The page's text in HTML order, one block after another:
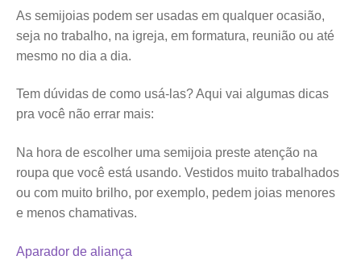
As semijoias podem ser usadas em qualquer ocasião,
seja no trabalho, na igreja, em formatura, reunião ou até
mesmo no dia a dia.
Tem dúvidas de como usá-las? Aqui vai algumas dicas
pra você não errar mais:
Na hora de escolher uma semijoia preste atenção na
roupa que você está usando. Vestidos muito trabalhados
ou com muito brilho, por exemplo, pedem joias menores
e menos chamativas.
Aparador de aliança